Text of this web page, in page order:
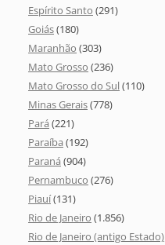
Espírito Santo (291)
Goiás(180)
Maranhão (303)
Mato Grosso (236)
Mato Grosso do Sul(110)
Minas Gerais(778)
Pará (221)
Paraíba (192)
Paraná (904)
Pernambuco (276)
Piauí(131)
Rio de Janeiro (1.856)
Rio de Janeiro (antigo Estado)